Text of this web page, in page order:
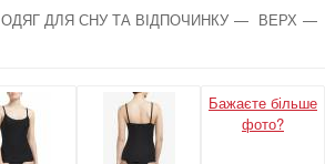
ОДЯГ ДЛЯ СНУ ТА ВІДПОЧИНКУ
ВЕРХ
Бажаєте більше
фото?